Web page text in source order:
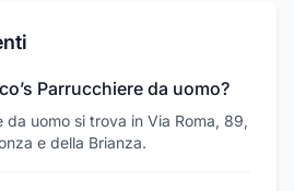
Parrucchiere da uomo?
da uomo si trova in Via Roma, 89,
e della Brianza.